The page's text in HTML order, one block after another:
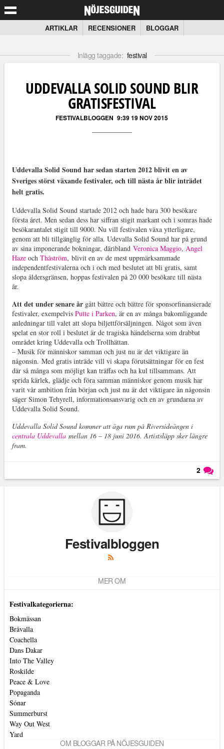
ARTIKLAR RECENSIONER BLOGGAR
Inlägg taggade: festival
UDDEVALLA SOLID SOUND BLIR
GRATISFESTIVAL
FESTIVALBLOGGEN 9:39 19 NOV 2015
Uddevalla Solid Sound har sedan starten 2012 blivit en av
Sveriges störst växande festivaler, och till nästa år blir inträdet
helt gratis.
Uddevalla Solid Sound startade 2012 och hade bara 300 besökare
första året. Men sedan dess har siffran stigit markant och i somras hade
besökarantalet stigit till 9000. Nu vill festivalen växa ytterligare,
genom att bli tillgänglig för alla. Udevalla Solid Sound har på grund
av sina imponerande bokningar, däribland Veronica Maggio, Angel
Hazeoch Thåström, blivit en av de mest uppmärksammade
independentfestivalerna och i och med beslutet att bli gratis, samt
slopa åldersgränsen, hoppas festivalen på 20 000 besökare till nästa
år.
Att det under senare år gått bättre och bättre för sponsorfinansierade
festivaler, exempelvis Putte i Parken, är en av många bakomliggande
anledningar till valet att slopa biljettförsäljningen. Något som även
spelat en stor roll i beslutet är de tragiska händelserna som drabbat
området kring Uddevalla och Trollhättan.
– Musik för människor samman och just nu är det viktigare än
någonsin. Med gratis inträde vill vi skapa förutsättningar för en fest
där så många som möjligt kan träffas och ha kul tillsammans. Att
sprida kärlek, glädje och föra samman människor genom musik har
varit vår ambition från början och just nu är det viktigare än någonsin
säger Simon Tehyrell, informationsansvarig och en av grundarna av
Uddevalla Solid Sound.
Uddevalla Solid Sound kommer att äga rum på Riversideängen i
centrala Uddevallamellan 16 – 18 juni 2016. Artistsläpp sker längre
fram.
2
Festivalbloggen
MER OM
Festivalkategorierna:
Bokmässan
Bråvalla
Coachella
Dans Dakar
Into The Valley
Roskilde
Peace & Love
Popaganda
Sónar
Summerburst
Way Out West
Yard
OM BLOGGAR PÅ NÖJESGUIDEN